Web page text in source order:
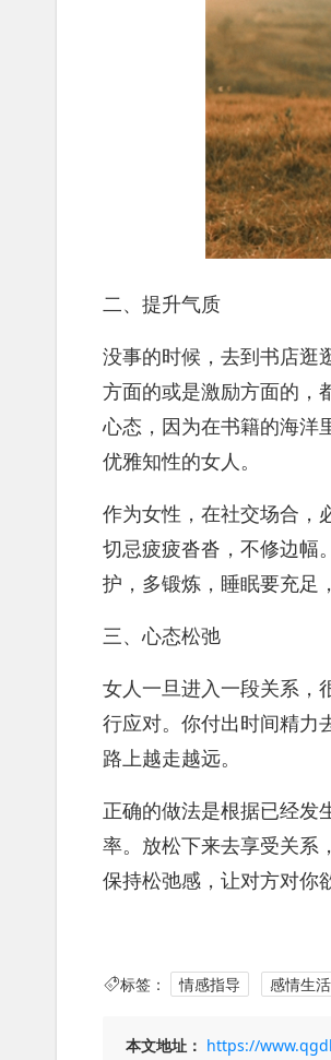
二、提升气质
没事的时候，去到书店逛
方面的或是激励方面的，
心态，因为在书籍的海洋
优雅知性的女人。
作为女性，在社交场合，
切忌疲疲沓沓，不修边幅
护，多锻炼，睡眠要充足
三、心态松弛
女人一旦进入一段关系，
行应对。你付出时间精力
路上越走越远。
正确的做法是根据已经发
率。放松下来去享受关系
保持松弛感，让对方对你
标签： 情感指导 感情生活
本文地址： https://